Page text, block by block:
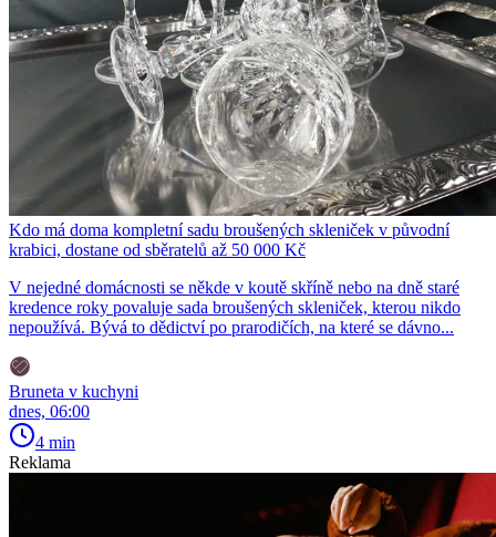
Kdo má doma kompletní sadu broušených skleniček v původní
krabici, dostane od sběratelů až 50 000 Kč
V nejedné domácnosti se někde v koutě skříně nebo na dně staré
kredence roky povaluje sada broušených skleniček, kterou nikdo
nepoužívá. Bývá to dědictví po prarodičích, na které se dávno...
Bruneta v kuchyni
dnes, 06:00
4 min
Reklama